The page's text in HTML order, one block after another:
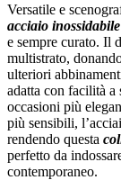
Versatile e
acciaio inossidabile
e sempre curato. Il
multistrato,
ulteriori
adatta con facilità
occasioni più
più sensibili,
rendendo questa
perfetto da
contemporaneo.